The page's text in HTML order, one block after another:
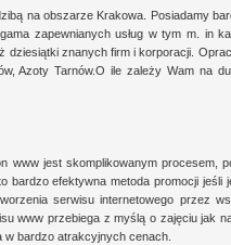
na obszarze Krakowa. Posiadamy
zapewnianych usług w tym m. in
dziesiątki znanych firm i korporacji.
Azoty Tarnów.O ile zależy Wam na
www jest skomplikowanym procesem,
efektywna metoda promocji jeśli
serwisu internetowego przez
www przebiega z myślą o zajęciu jak
bardzo atrakcyjnych cenach.